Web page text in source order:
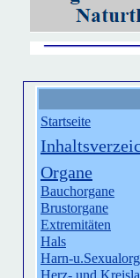
Startseite
Organe
Bauchorgane
Brustorgane
Extremitäten
Hals
Harn-
Herz- und